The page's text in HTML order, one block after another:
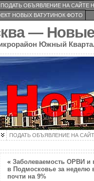
ПОДАТЬ ОБЪЯВЛЕНИЕ НА САЙТЕ
НОВЫХ ВАТУТИНОК ФОТО
— Новые
Южный
ПОДАТЬ ОБЪЯВЛЕНИЕ НА
« Заболеваемость ОРВИ и
в Подмосковье за неделю
почти на 9%